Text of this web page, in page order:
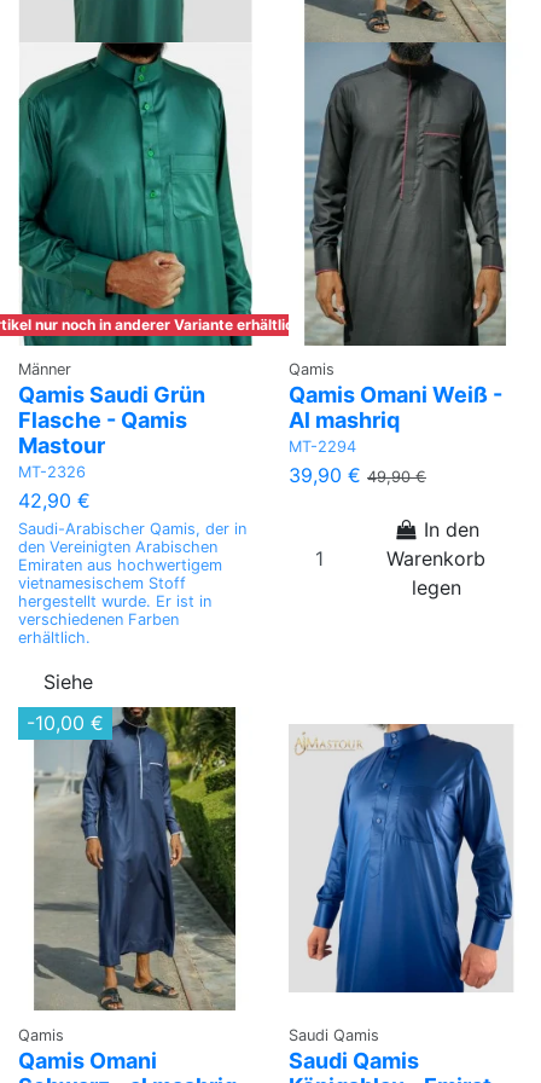
nur noch in anderer Variante erhältlich
Männer
Qamis Saudi Grün
Flasche - Qamis
Mastour
MT-2326
42,90 €
Saudi-Arabischer Qamis, der in
den Vereinigten Arabischen
Emiraten aus hochwertigem
vietnamesischem Stoff
hergestellt wurde. Er ist in
verschiedenen Farben
erhältlich.
Siehe
Qamis
Qamis Omani Weiß -
Al mashriq
MT-2294
39,90 € 49,90 €
In den
Warenkorb
legen
-10,00 €
Qamis
Qamis Omani
Saudi Qamis
Saudi Qamis